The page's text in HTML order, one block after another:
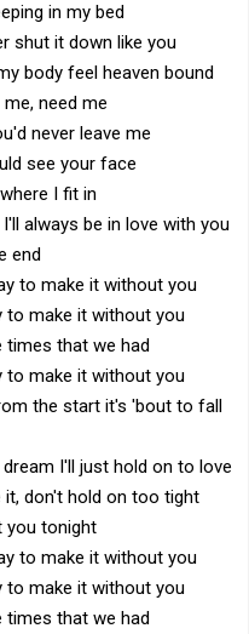
in my bed
shut it down like you
body feel heaven bound
need me
never leave me
see your face
I fit in
always be in love with you
end
to make it without you
to make it without you
times that we had
to make it without you
the start it's 'bout to fall
I'll just hold on to love
it, don't hold on too tight
you tonight
to make it without you
to make it without you
times that we had